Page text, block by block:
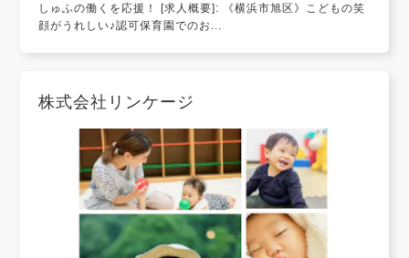
しゅふの働くを応援！ [求人概要]: 《横浜市旭区》こどもの笑
顔がうれしい♪認可保育園でのお...
株式会社リンケージ